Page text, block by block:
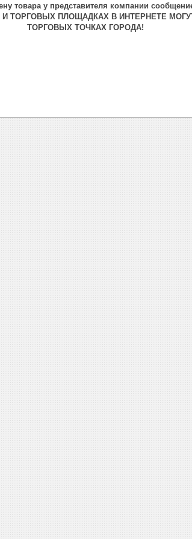
товара у представителя компании
ТОРГОВЫХ ПЛОЩАДКАХ В ИНТЕРНЕТЕ
ТОРГОВЫХ ТОЧКАХ ГОРОДА!